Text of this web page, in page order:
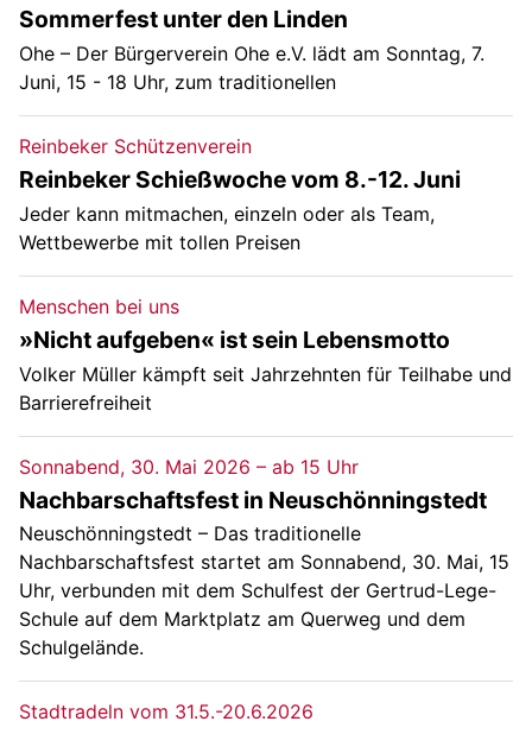
Sommerfest unter den Linden
Ohe – Der Bürgerverein Ohe e.V. lädt am Sonntag, 7.
Juni, 15 - 18 Uhr, zum traditionellen
Reinbeker Schützenverein
Reinbeker Schießwoche vom 8.-12. Juni
Jeder kann mitmachen, einzeln oder als Team,
Wettbewerbe mit tollen Preisen
Menschen bei uns
»Nicht aufgeben« ist sein Lebensmotto
Volker Müller kämpft seit Jahrzehnten für Teilhabe und
Barrierefreiheit
Sonnabend, 30. Mai 2026 – ab 15 Uhr
Nachbarschaftsfest in Neuschönningstedt
Neuschönningstedt – Das traditionelle
Nachbarschaftsfest startet am Sonnabend, 30. Mai, 15
Uhr, verbunden mit dem Schulfest der Gertrud-Lege-
Schule auf dem Marktplatz am Querweg und dem
Schulgelände.
Stadtradeln vom 31.5.-20.6.2026